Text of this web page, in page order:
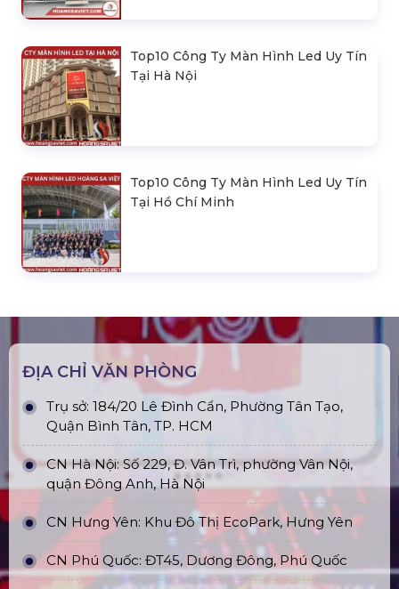
Top10 Công Ty Màn Hình Led Uy Tín
Tại Hà Nội
Top10 Công Ty Màn Hình Led Uy Tín
Tại Hồ Chí Minh
ĐỊA CHỈ VĂN PHÒNG
Trụ sở: 184/20 Lê Đình Cẩn, Phường Tân Tạo,
Quận Bình Tân, TP. HCM
CN Hà Nội: Số 229, Đ. Vân Trì, phường Vân Nội,
quận Đông Anh, Hà Nội
CN Hưng Yên: Khu Đô Thị EcoPark, Hưng Yên
CN Phú Quốc: ĐT45, Dương Đông, Phú Quốc